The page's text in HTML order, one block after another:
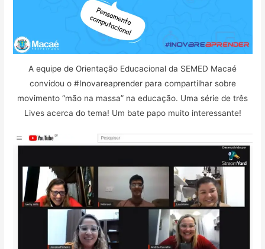
A equipe de Orientação Educacional da SEMED Macaé
convidou o #Inovareaprender para compartilhar sobre
movimento “mão na massa” na educação. Uma série de três
Lives acerca do tema! Um bate papo muito interessante!